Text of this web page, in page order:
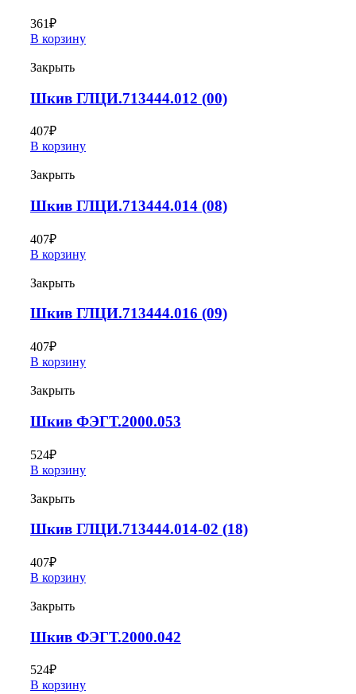
361₽
В корзину
Закрыть
Шкив ГЛЦИ.713444.012 (00)
407₽
В корзину
Закрыть
Шкив ГЛЦИ.713444.014 (08)
407₽
В корзину
Закрыть
Шкив ГЛЦИ.713444.016 (09)
407₽
В корзину
Закрыть
Шкив ФЭГТ.2000.053
524₽
В корзину
Закрыть
Шкив ГЛЦИ.713444.014-02 (18)
407₽
В корзину
Закрыть
Шкив ФЭГТ.2000.042
524₽
В корзину